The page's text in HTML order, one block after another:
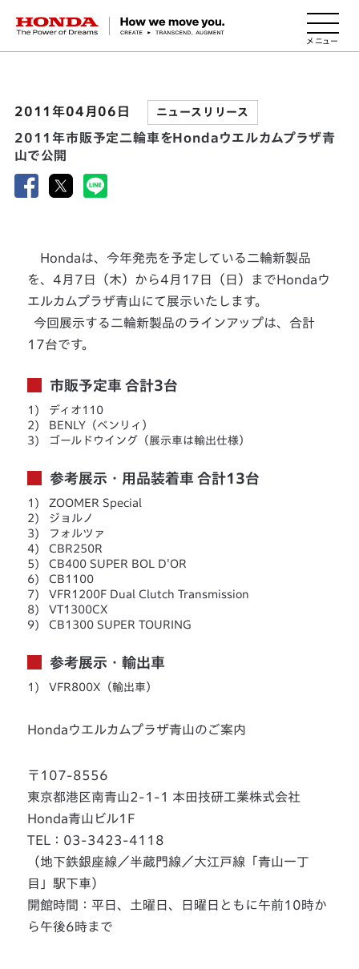
HONDA The Power of Dreams
2011年04月06日 ニュースリリース
2011年市販予定二輪車をHondaウエルカムプラザ青
山で公開
Hondaは、今年発売を予定している二輪新製品
を、4月7日（木）から4月17日（日）までHondaウ
エルカムプラザ青山にて展示いたします。
今回展示する二輪新製品のラインアップは、合計
17台です。
市販予定車 合計3台
1)
ディオ110
2)
BENLY（ベンリィ）
3)
ゴールドウイング（展示車は輸出仕様）
参考展示・用品装着車 合計13台
1)
ZOOMER Special
2)
ジョルノ
3)
フォルツァ
4)
CBR250R
5)
CB400 SUPER BOL D'OR
6)
CB1100
7)
VFR1200F Dual Clutch Transmission
8)
VT1300CX
9)
CB1300 SUPER TOURING
参考展示・輸出車
1) VFR800X（輸出車）
Hondaウエルカムプラザ青山のご案内
〒107-8556
東京都港区南青山2-1-1 本田技研工業株式会社
Honda青山ビル1F
TEL：03-3423-4118
（地下鉄銀座線／半蔵門線／大江戸線「青山一丁
目」駅下車）
開館時間：平日、土曜日、日曜日ともに午前10時か
ら午後6時まで